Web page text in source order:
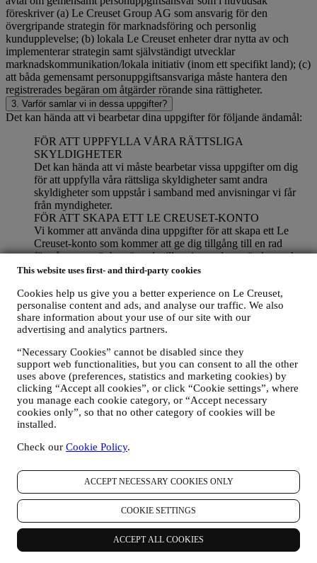
This website uses first- and third-party cookies
Cookies help us give you a better experience on Le Creuset,
personalise content and ads, and analyse our traffic. We also
share information about your use of our site with our
advertising and analytics partners.
“Necessary Cookies” cannot be disabled since they
support web functionalities, but you can consent to all the other
uses above (preferences, statistics and marketing cookies) by
clicking “Accept all cookies”, or click “Cookie settings”, where
you manage each cookie category, or “Accept necessary
cookies only”, so that no other category of cookies will be
installed.
Check our Cookie Policy.
ACCEPT NECESSARY COOKIES ONLY
COOKIE SETTINGS
ACCEPT ALL COOKIES
föreskriver (a) Le Creuset Group AG som ansvarig för den
övergripande strategin för marknadsföring och personlig
kundupplevelse; (b) lokala Le Creuset enheter drar nytta av och
implementerar strategin samt självständigt utvecklar
marknadskommunikation/lokala initiativ (inom ett specifikt land); (c)
att båda gemensamt personuppgiftsansvariga måste hantera den
registrerades begäran om åtgärder rörande sina rättigheter.
3. Varför samlar vi in dessa uppgifter?
Det kan hända att vi bearbetar dina uppgifter för följande ändamål:
FÖR ATT UPPFYLLA VÅRA RÄTTSLIGA
SKYLDIGHETER
Det kan hända att vi måste bearbetar vissa uppgifter om dig
för att uppfylla våra rättsliga skyldigheter samt andra
skyldigheter som uppstår i samband med anvisningar vi får
från myndigheter.
FÖR ATT SKAPA ETT LE CREUSET-KONTO
Vi kommer att använda dina uppgifter för att skapa ett Le
Creuset-konto som kommer att ge dig tillgång till en rad
förmåner som är begränsade till registrerade användare och
utarbetade så att man finner större nöje i våra tjänster, såsom
se och spåra beställningar. Sådan bearbetning bygger på ett
avtalsfäst utförande av denna tjänst.
FÖR ATT HANTERA DINA BESTÄLLNINGAR OCH
ERBJUDA DIG VÅRA PRODUKTER, VÅRA
Vi kommer att använda dina uppgifter för att hantera vårt
avtalsförhållande till dig, dina produktköp via webbplatsen
och/eller i våra Le Creuset butiker, användning av
webbplatsen samt all service som erbjuds efter avslutat köp
eller ditt eventuella deltagande i tävlingar. Vi kanske måste
bearbeta vissa uppgifter om dig i administrativt syfte i
bokföring, fakturering och revision, verifiering av kontokort,
och statistisk analys m.m. Emellanåt kan det hända att vi
måste kontakta dig på grund av administrativa eller
verksamhetsmässiga skäl. Till exempel för att skicka dig
information om ditt köp. Vi kommer också att använda dina
uppgifter för att svara på förfrågningar som du skickar via vår
webbplats eller genom andra kanaler. Sådan bearbetning
bygger på ett avtalsfäst utförande av våra e-handelstjänster.